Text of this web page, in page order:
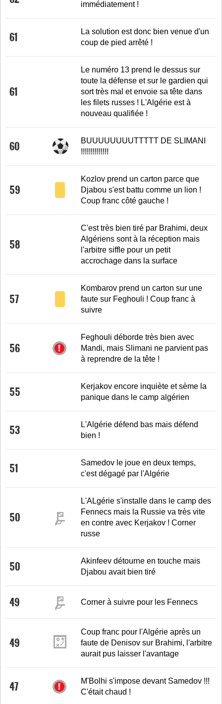
immédiatement !
61
La solution est donc bien venue d'un
coup de pied arrêté !
61
Le numéro 13 prend le dessus sur
toute la défense et sur le gardien qui
sort très mal et envoie sa tête dans
les filets russes ! L'Algérie est à
nouveau qualifiée !
60
BUUUUUUUUTTTTT DE SLIMANI
!!!!!!!!!!!!!!
59
Kozlov prend un carton parce que
Djabou s'est battu comme un lion !
Coup franc côté gauche !
58
C'est très bien tiré par Brahimi, deux
Algériens sont à la réception mais
l'arbitre siffle pour un petit
accrochage dans la surface
57
Kombarov prend un carton sur une
faute sur Feghouli ! Coup franc à
suivre
56
Feghouli déborde très bien avec
Mandi, mais Slimani ne parvient pas
à reprendre de la tête !
55
Kerjakov encore inquiète et sème la
panique dans le camp algérien
53
L'Algérie défend bas mais défend
bien !
51
Samedov le joue en deux temps,
c'est dégagé par l'Algérie
50
L'ALgérie s'installe dans le camp des
Fennecs mais la Russie va très vite
en contre avec Kerjakov ! Corner
russe
50
Akinfeev détourne en touche mais
Djabou avait bien tiré
49 Corner à suivre pour les Fennecs
49
Coup franc pour l'Algérie après un
faute de Denisov sur Brahimi, l'arbitre
aurait pus laisser l'avantage
47
M'Bolhi s'impose devant Samedov !!!
C'était chaud !